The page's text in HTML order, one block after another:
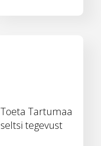
Toeta Tartumaa
seltsi tegevust